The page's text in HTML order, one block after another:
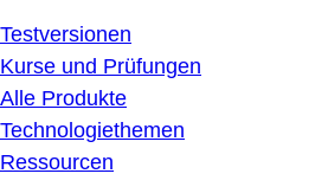
Testversionen
Kurse und Prüfungen
Alle Produkte
Technologiethemen
Ressourcen